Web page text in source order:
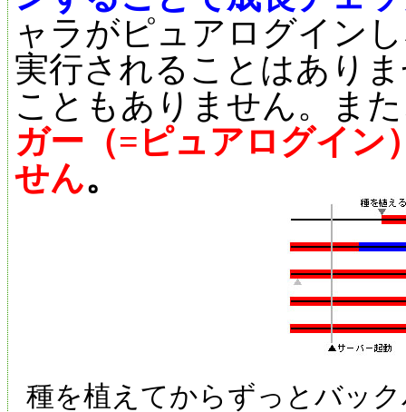
ャラがピュアログイン
実行されることはあり
こともありません。ま
ガー（=ピュアログイン
せん。
種を植えてからずっとバッ